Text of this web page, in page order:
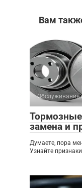
Вам
Обслуживание
замена и
Думаете, пора
Узнайте